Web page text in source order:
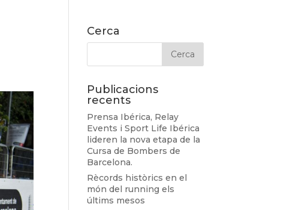
Cerca
Publicacions
recents
Prensa Ibérica, Relay
Events i Sport Life Ibérica
lideren la nova etapa de la
Cursa de Bombers de
Barcelona.
Rècords històrics en el
món del running els
últims mesos